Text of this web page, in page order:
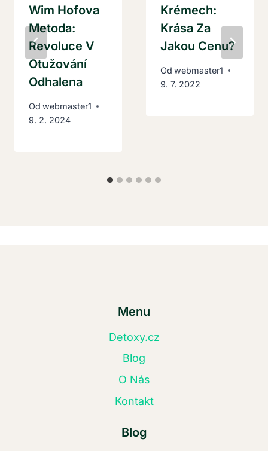
Wim Hofova
Metoda:
Revoluce V
Otužování
Odhalena
Od webmaster1
9. 2. 2024
Krémech:
Krása Za
Jakou Cenu?
Od webmaster1
9. 7. 2022
Menu
Detoxy.cz
Blog
O Nás
Kontakt
Blog